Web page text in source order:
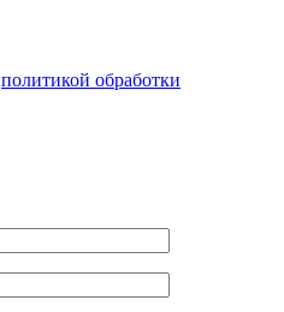
политикой обработки